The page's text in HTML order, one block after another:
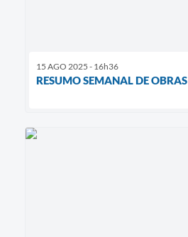
15 AGO 2025 - 16h36
RESUMO SEMANAL DE OBRAS